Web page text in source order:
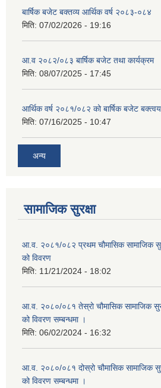
बार्षिक बजेट बक्तव्य आर्थिक वर्ष २०८३-०८४
मिति: 07/02/2026 - 19:16
आ.व २०८२/०८३ बार्षिक बजेट तथा कार्यक्रम
मिति: 08/07/2025 - 17:45
आर्थिक वर्ष २०८१/०८२ को बार्षिक बजेट
मिति: 07/16/2025 - 10:47
अन्य
सामाजिक सुरक्षा
आ.व. २०८१/०८२ प्रथम चौमासिक सामाजिक
को विवरण
मिति: 11/21/2024 - 18:02
आ.व. २०८०/०८१ तेस्रो चौमासिक सामाजिक
को विवरण सम्बन्धमा ।
मिति: 06/02/2024 - 16:32
आ.व. २०८०/०८१ दोस्रो चौमासिक सामाजिक
को विवरण सम्बन्धमा ।